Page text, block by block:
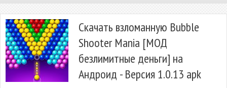
Скачать взломанную Bubble
Shooter Mania [МОД
безлимитные деньги] на
Андроид - Версия 1.0.13 apk